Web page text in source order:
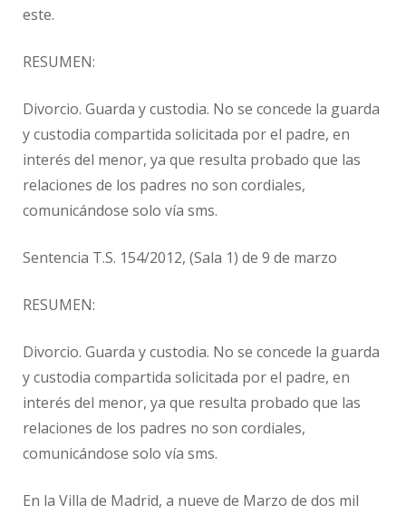
este.
RESUMEN:
Divorcio. Guarda y custodia. No se concede la guarda
y custodia compartida solicitada por el padre, en
interés del menor, ya que resulta probado que las
relaciones de los padres no son cordiales,
comunicándose solo vía sms.
Sentencia T.S. 154/2012, (Sala 1) de 9 de marzo
RESUMEN:
Divorcio. Guarda y custodia. No se concede la guarda
y custodia compartida solicitada por el padre, en
interés del menor, ya que resulta probado que las
relaciones de los padres no son cordiales,
comunicándose solo vía sms.
En la Villa de Madrid, a nueve de Marzo de dos mil